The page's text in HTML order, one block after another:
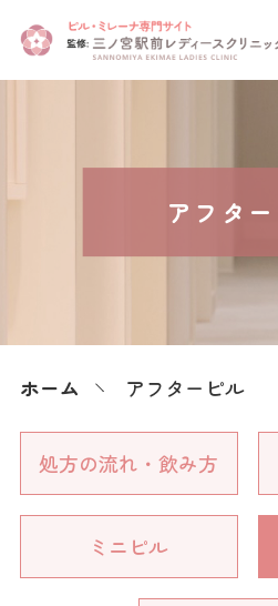
アフタ
ホーム アフターピル
処方の流れ・飲み方
ミニピル